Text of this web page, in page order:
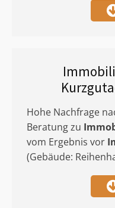
Hohe Nachfrage
Beratung zu
vom Ergebnis vor
(Gebäude: